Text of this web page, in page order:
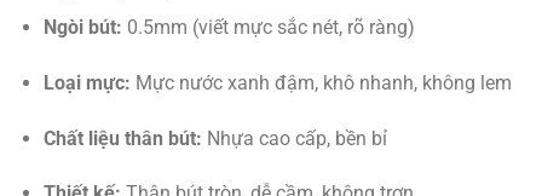
Ngòi bút: 0.5mm (viết mực sắc nét, rõ ràng)
Loại mực: Mực nước xanh đậm, khô nhanh, không lem
Chất liệu thân bút: Nhựa cao cấp, bền bỉ